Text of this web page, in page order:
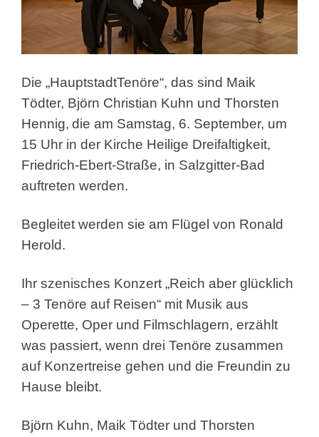
Die „HauptstadtTenöre“, das sind Maik
Tödter, Björn Christian Kuhn und Thorsten
Hennig, die am Samstag, 6. September, um
15 Uhr in der Kirche Heilige Dreifaltigkeit,
Friedrich-Ebert-Straße, in Salzgitter-Bad
auftreten werden.
Begleitet werden sie am Flügel von Ronald
Herold.
Ihr szenisches Konzert „Reich aber glücklich
– 3 Tenöre auf Reisen“ mit Musik aus
Operette, Oper und Filmschlagern, erzählt
was passiert, wenn drei Tenöre zusammen
auf Konzertreise gehen und die Freundin zu
Hause bleibt.
Björn Kuhn, Maik Tödter und Thorsten